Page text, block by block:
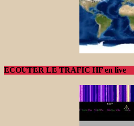
ECOUTER LE TRAFIC HF en live